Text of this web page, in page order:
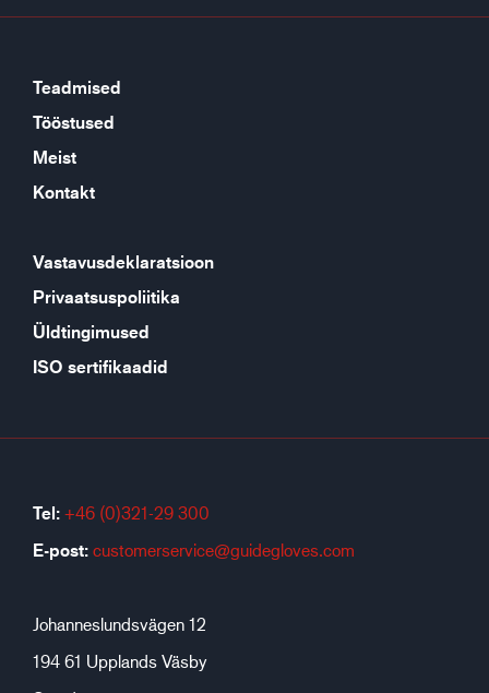
Teadmised
Tööstused
Meist
Kontakt
Vastavusdeklaratsioon
Privaatsuspoliitika
Üldtingimused
ISO sertifikaadid
Tel: +46 (0)321-29 300
E-post: customerservice@guidegloves.com
Johanneslundsvägen 12
194 61 Upplands Väsby